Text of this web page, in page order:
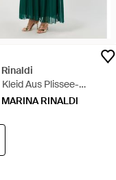
Aus Plissee-
- Grün
MARINA RINALDI